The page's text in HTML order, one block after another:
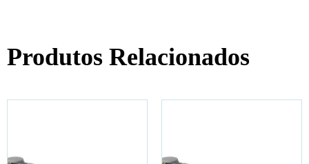
Produtos Relacionados